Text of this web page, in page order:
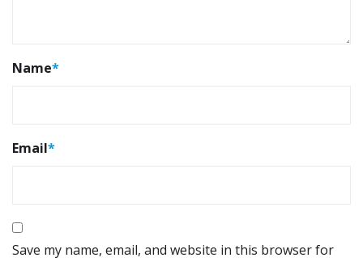
Name*
Email*
Save my name, email, and website in this browser for